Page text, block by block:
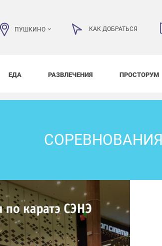
ПУШКИНО КАК ДОБРАТЬСЯ
ЕДА РАЗВЛЕЧЕНИЯ ПРОСТОРУМ